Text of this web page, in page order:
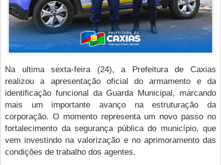
Na ultima sexta-feira (24), a Prefeitura de Caxias
realizou a apresentação oficial do armamento e da
identificação funcional da Guarda Municipal, marcando
mais um importante avanço na estruturação da
corporação. O momento representa um novo passo no
fortalecimento da segurança pública do município, que
vem investindo na valorização e no aprimoramento das
condições de trabalho dos agentes.